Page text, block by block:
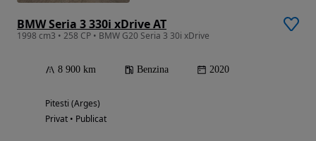
BMW Seria 3 330i xDrive AT
1998 cm3 • 258 CP • BMW G20 Seria 3 30i xDrive
8 900 km Benzina 2020
Pitesti (Arges)
Privat • Publicat